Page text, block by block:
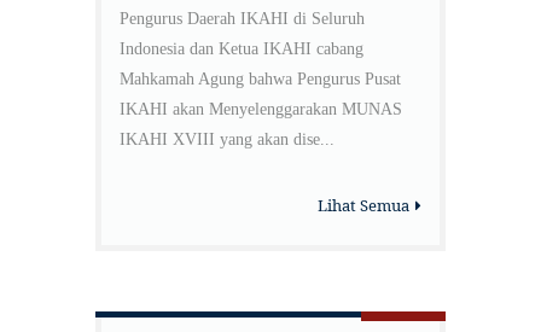
Pengurus Daerah IKAHI di Seluruh
Indonesia dan Ketua IKAHI cabang
Mahkamah Agung bahwa Pengurus Pusat
IKAHI akan Menyelenggarakan MUNAS
IKAHI XVIII yang akan dise...
Lihat Semua